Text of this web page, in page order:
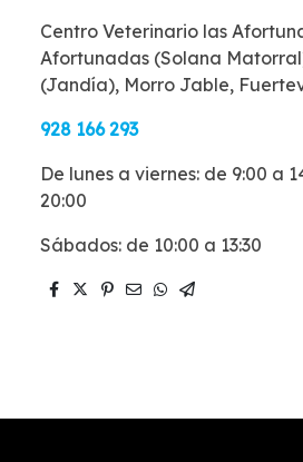
Centro Veterinario las
Afortunadas (Solana
(Jandía), Morro Jable,
928 166 293
De lunes a viernes: de 9:00 a
20:00
Sábados: de 10:00 a 13:30